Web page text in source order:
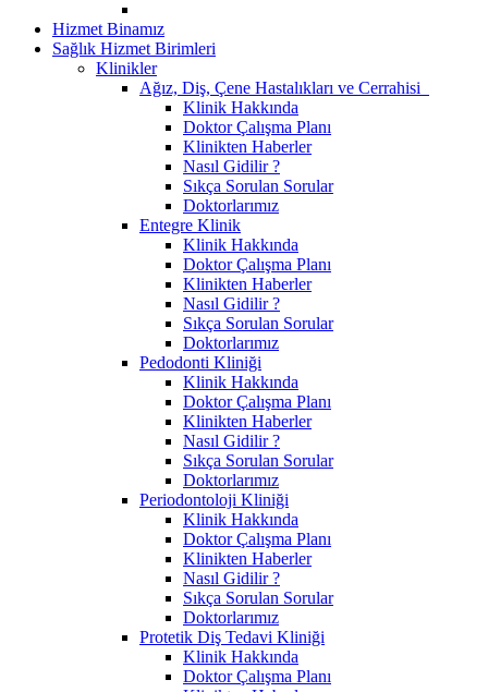
Hizmet Binamız
Sağlık Hizmet Birimleri
Klinikler
Ağız, Diş, Çene Hastalıkları ve Cerrahisi
Klinik Hakkında
Doktor Çalışma Planı
Klinikten Haberler
Nasıl Gidilir ?
Sıkça Sorulan Sorular
Doktorlarımız
Entegre Klinik
Klinik Hakkında
Doktor Çalışma Planı
Klinikten Haberler
Nasıl Gidilir ?
Sıkça Sorulan Sorular
Doktorlarımız
Pedodonti Kliniği
Klinik Hakkında
Doktor Çalışma Planı
Klinikten Haberler
Nasıl Gidilir ?
Sıkça Sorulan Sorular
Doktorlarımız
Periodontoloji Kliniği
Klinik Hakkında
Doktor Çalışma Planı
Klinikten Haberler
Nasıl Gidilir ?
Sıkça Sorulan Sorular
Doktorlarımız
Protetik Diş Tedavi Kliniği
Klinik Hakkında
Doktor Çalışma Planı